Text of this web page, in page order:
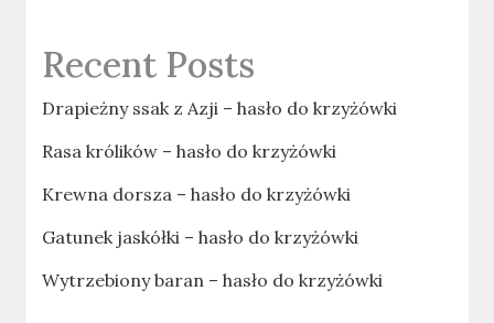
Recent Posts
Drapieżny ssak z Azji – hasło do krzyżówki
Rasa królików – hasło do krzyżówki
Krewna dorsza – hasło do krzyżówki
Gatunek jaskółki – hasło do krzyżówki
Wytrzebiony baran – hasło do krzyżówki